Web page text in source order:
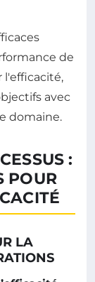
:
POUR
LA